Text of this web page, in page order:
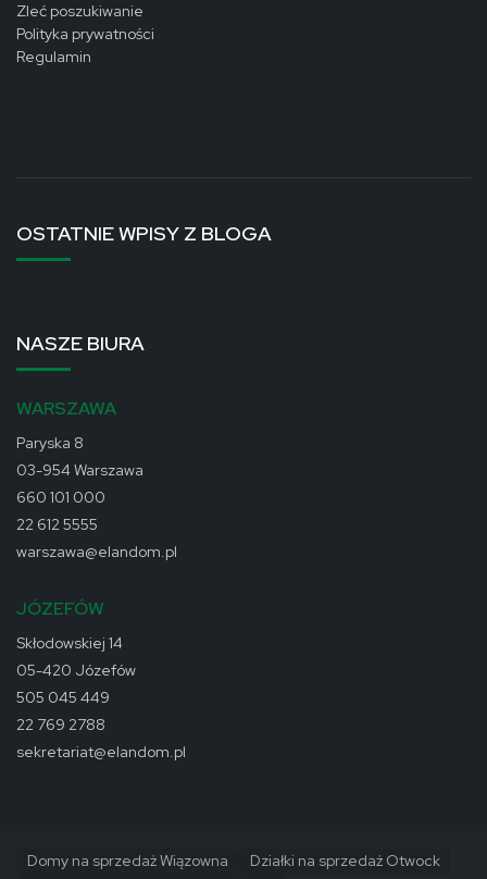
Zleć poszukiwanie
Polityka prywatności
Regulamin
OSTATNIE WPISY Z BLOGA
NASZE BIURA
WARSZAWA
Paryska 8
03-954 Warszawa
660 101 000
22 612 5555
warszawa@elandom.pl
JÓZEFÓW
Skłodowskiej 14
05-420 Józefów
505 045 449
22 769 2788
sekretariat@elandom.pl
Domy na sprzedaż Wiązowna
Działki na sprzedaż Otwock